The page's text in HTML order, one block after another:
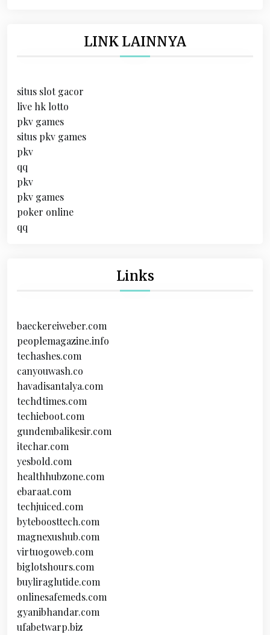
LINK LAINNYA
situs slot gacor
live hk lotto
pkv games
situs pkv games
pkv
qq
pkv
pkv games
poker online
qq
Links
baeckereiweber.com
peoplemagazine.info
techashes.com
canyouwash.co
havadisantalya.com
techdtimes.com
techieboot.com
gundembalikesir.com
itechar.com
yesbold.com
healthhubzone.com
ebaraat.com
techjuiced.com
byteboosttech.com
magnexushub.com
virtuogoweb.com
biglotshours.com
buyliraglutide.com
onlinesafemeds.com
gyanibhandar.com
ufabetwarp.biz